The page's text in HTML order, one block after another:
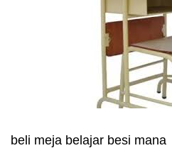
beli meja belajar besi mana